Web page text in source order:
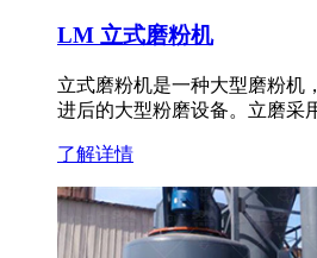
LM 立式磨粉机
立式磨粉机是一种大型磨粉机
进后的大型粉磨设备。立磨采
了解详情